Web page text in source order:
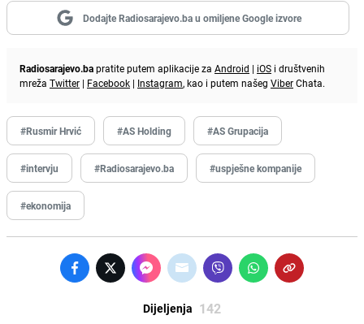
Dodajte Radiosarajevo.ba u omiljene Google izvore
Radiosarajevo.bapratite putem aplikacije za Android | iOS i društvenih
mreža Twitter | Facebook | Instagram, kao i putem našeg ViberChata.
#Rusmir Hrvić #AS Holding #AS Grupacija
#intervju #Radiosarajevo.ba #uspješne kompanije
#ekonomija
Dijeljenja 142